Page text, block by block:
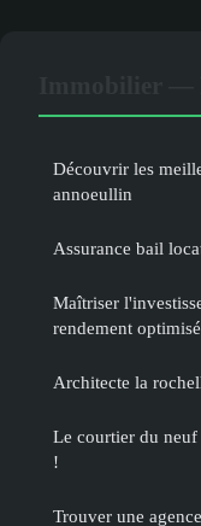
Découvrir les
annoeullin
Assurance bail
Maîtriser
rendement optimisé
Architecte la
Le courtier du neuf
!
Trouver une